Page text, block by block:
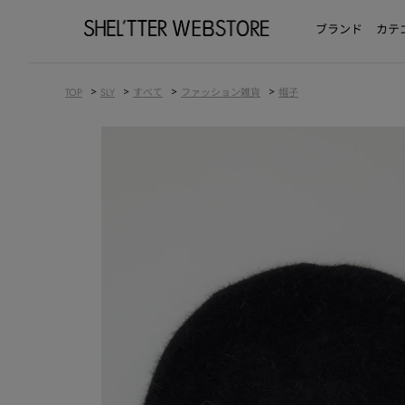
ブランド カテ
TOP > SLY > すべて > ファッション雑貨 > 帽子